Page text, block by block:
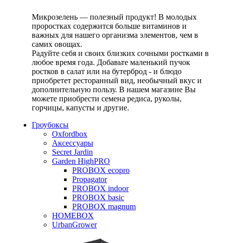
Микрозелень — полезный продукт! В молодых
проростках содержится больше витаминов и
важных для нашего организма элементов, чем в
самих овощах.
Радуйте себя и своих близких сочными ростками в
любое время года. Добавьте маленький пучок
ростков в салат или на бутерброд - и блюдо
приобретет ресторанный вид, необычный вкус и
дополнительную пользу. В нашем магазине Вы
можете приобрести семена редиса, руколы,
горчицы, капусты и другие.
Гроубоксы
Oxfordbox
Аксессуары
Secret Jardin
Garden HighPRO
PROBOX ecopro
Propagator
PROBOX indoor
PROBOX basic
PROBOX magnum
HOMEBOX
UrbanGrower